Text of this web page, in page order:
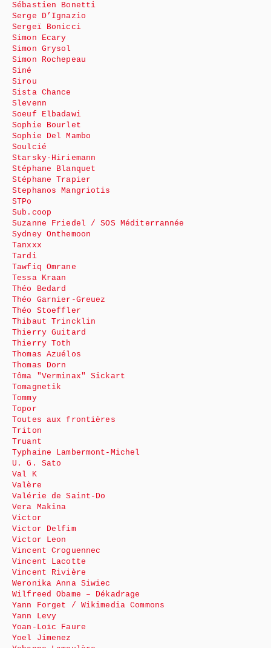
Sébastien Bonetti
Serge D’Ignazio
Sergeï Bonicci
Simon Ecary
Simon Grysol
Simon Rochepeau
Siné
Sirou
Sista Chance
Slevenn
Soeuf Elbadawi
Sophie Bourlet
Sophie Del Mambo
Soulcié
Starsky-Hiriemann
Stéphane Blanquet
Stéphane Trapier
Stephanos Mangriotis
STPo
Sub.coop
Suzanne Friedel / SOS Méditerrannée
Sydney Onthemoon
Tanxxx
Tardi
Tawfiq Omrane
Tessa Kraan
Théo Bedard
Théo Garnier-Greuez
Théo Stoeffler
Thibaut Trincklin
Thierry Guitard
Thierry Toth
Thomas Azuélos
Thomas Dorn
Tôma "Verminax" Sickart
Tomagnetik
Tommy
Topor
Toutes aux frontières
Triton
Truant
Typhaine Lambermont-Michel
U. G. Sato
Val K
Valère
Valérie de Saint-Do
Vera Makina
Victor
Victor Delfim
Victor Leon
Vincent Croguennec
Vincent Lacotte
Vincent Rivière
Weronika Anna Siwiec
Wilfreed Obame – Dékadrage
Yann Forget / Wikimedia Commons
Yann Levy
Yoan-Loïc Faure
Yoel Jimenez